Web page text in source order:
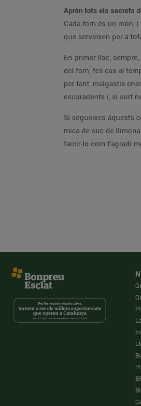
Aprèn tots els secrets
Cada forn és un món,
que serveixen per a
En primer lloc,
del forn, fes cas al
per tant, malgastis
escuradents i, si surt
Si segueixes aquests
mica de suc de
farcir-lo com t’agradi